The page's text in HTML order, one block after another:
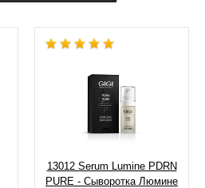
13012 Serum Lumine PDRN
PURE - Сыворотка Люмине